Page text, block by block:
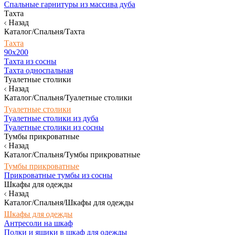
Спальные гарнитуры из массива дуба
Тахта
Назад
Каталог/Спальня/Тахта
Тахта
90х200
Тахта из сосны
Тахта односпальная
Туалетные столики
Назад
Каталог/Спальня/Туалетные столики
Туалетные столики
Туалетные столики из дуба
Туалетные столики из сосны
Тумбы прикроватные
Назад
Каталог/Спальня/Тумбы прикроватные
Тумбы прикроватные
Прикроватные тумбы из сосны
Шкафы для одежды
Назад
Каталог/Спальня/Шкафы для одежды
Шкафы для одежды
Антресоли на шкаф
Полки и ящики в шкаф для одежды